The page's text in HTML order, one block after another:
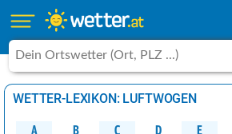
WETTER-LEXIKON: LUFTWOGEN
A B C D E